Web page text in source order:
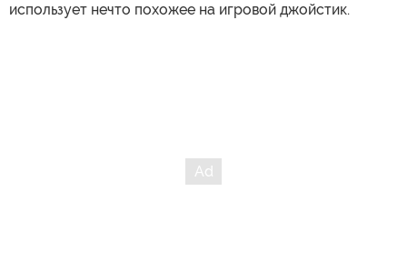
использует нечто похожее на игровой джойстик.